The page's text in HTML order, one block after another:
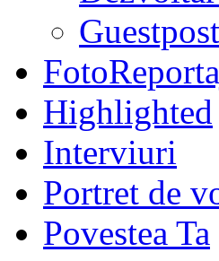
Guestpost
Highlighted
Interviuri
Portret de
Povestea Ta